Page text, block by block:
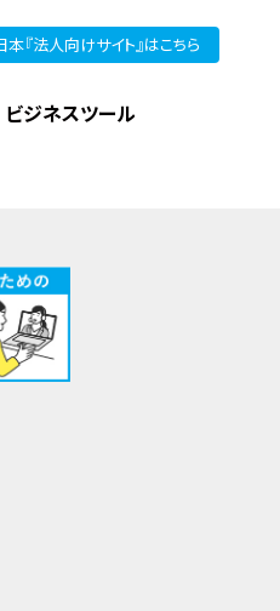
『法人向けサイト』はこちら
ビジネスツール